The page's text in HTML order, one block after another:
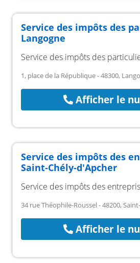
Service des impôts des
Langogne
Service des impôts des
1, place de la République - 48300,
Afficher le
Service des impôts des
Saint-Chély-d'Apcher
Service des impôts des
34 rue Théophile-Roussel - 48200,
Afficher le